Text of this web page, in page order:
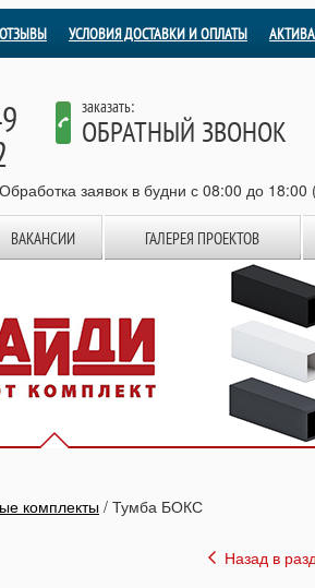
УСЛОВИЯ ДОСТАВКИ И ОПЛАТЫ
ОТЗЫВЫ
заказать:
ОБРАТНЫЙ ЗВОНОК
заявок в будни с 08:00 до
ВАКАНСИИ ГАЛЕРЕЯ ПРОЕКТОВ
комплекты/ Тумба БОКС
Назад в